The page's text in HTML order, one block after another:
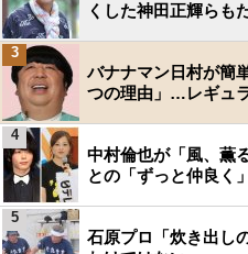
くした神田正輝らも
バナナマン日村が簡
つの理由」…レギュ
3
中村倫也が「風、薫
との「ずっと仲良く
4
石原プロ「炊き出し
5